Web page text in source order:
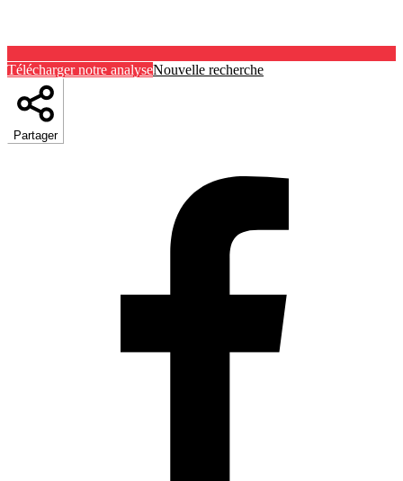
Télécharger notre analyseNouvelle recherche
Partager